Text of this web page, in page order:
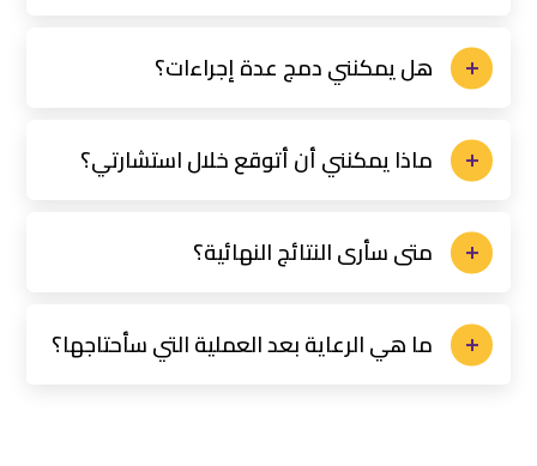
هل يمكنني دمج عدة إجراءات؟
ماذا يمكنني أن أتوقع خلال استشارتي؟
متى سأرى النتائج النهائية؟
ما هي الرعاية بعد العملية التي سأحتاجها؟